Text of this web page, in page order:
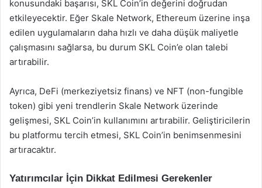
konusundaki başarısı, SKL Coin’in değerini doğrudan
etkileyecektir. Eğer Skale Network, Ethereum üzerine inşa
edilen uygulamaların daha hızlı ve daha düşük maliyetle
çalışmasını sağlarsa, bu durum SKL Coin’e olan talebi
artırabilir.
Ayrıca, DeFi (merkeziyetsiz finans) ve NFT (non-fungible
token) gibi yeni trendlerin Skale Network üzerinde
gelişmesi, SKL Coin’in kullanımını artırabilir. Geliştiricilerin
bu platformu tercih etmesi, SKL Coin’in benimsenmesini
artıracaktır.
Yatırımcılar İçin Dikkat Edilmesi Gerekenler